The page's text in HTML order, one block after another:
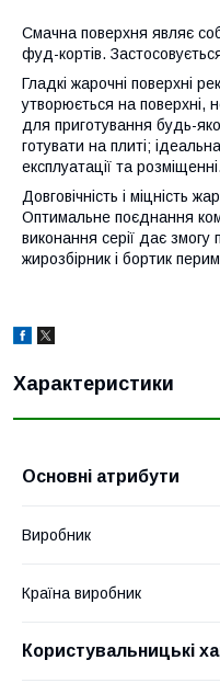
Смачна поверхня являє
фуд-кортів.
Гладкі жарочні поверхні
утворюється на поверхні,
для приготування будь-
готувати на плиті;
експлуатації та
Довговічність і міцність
Оптимальне поєднання
виконання серії дає
жирозбірник і бортик
Характеристики
Основні атрибути
Виробник
Країна виробник
Користувальницькі